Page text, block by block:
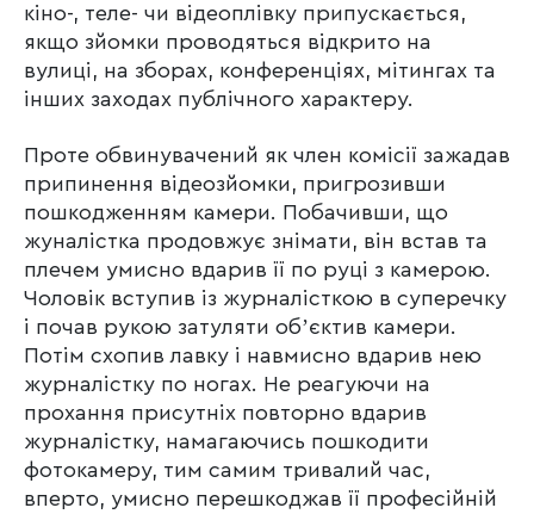
кіно-‚ теле- чи відеоплівку припускається,
якщо зйомки проводяться відкрито на
вулиці, на зборах, конференціях, мітингах та
інших заходах публічного характеру.
Проте обвинувачений як член комісії зажадав
припинення відеозйомки, пригрозивши
пошкодженням камери. Побачивши, що
жуналістка продовжує знімати, він встав та
плечем умисно вдарив її по руці з камерою.
Чоловік вступив із журналісткою в суперечку
і почав рукою затуляти обʼєктив камери.
Потім схопив лавку і навмисно вдарив нею
журналістку по ногах. Не реагуючи на
прохання присутніх повторно вдарив
журналістку, намагаючись пошкодити
фотокамеру, тим самим тривалий час,
вперто, умисно перешкоджав її професійній